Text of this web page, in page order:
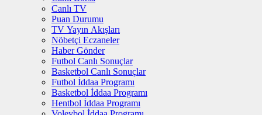
Canlı TV
Puan Durumu
TV Yayın Akışları
Nöbetçi Eczaneler
Haber Gönder
Futbol Canlı Sonuçlar
Basketbol Canlı Sonuçlar
Futbol İddaa Programı
Basketbol İddaa Programı
Hentbol İddaa Programı